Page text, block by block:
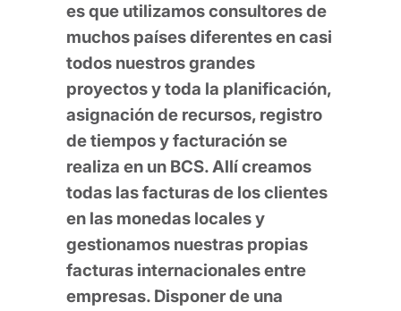
es que utilizamos consultores de
muchos países diferentes en casi
todos nuestros grandes
proyectos y toda la planificación,
asignación de recursos, registro
de tiempos y facturación se
realiza en un BCS. Allí creamos
todas las facturas de los clientes
en las monedas locales y
gestionamos nuestras propias
facturas internacionales entre
empresas. Disponer de una